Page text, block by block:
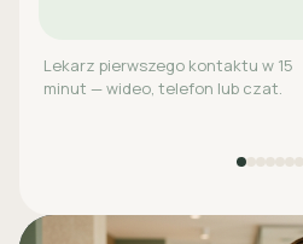
Lekarz pierwszego kontaktu w 15
minut — wideo, telefon lub czat.